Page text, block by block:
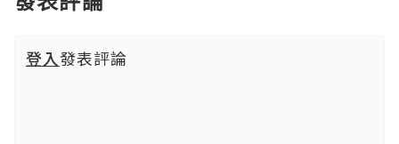
登入發表評論